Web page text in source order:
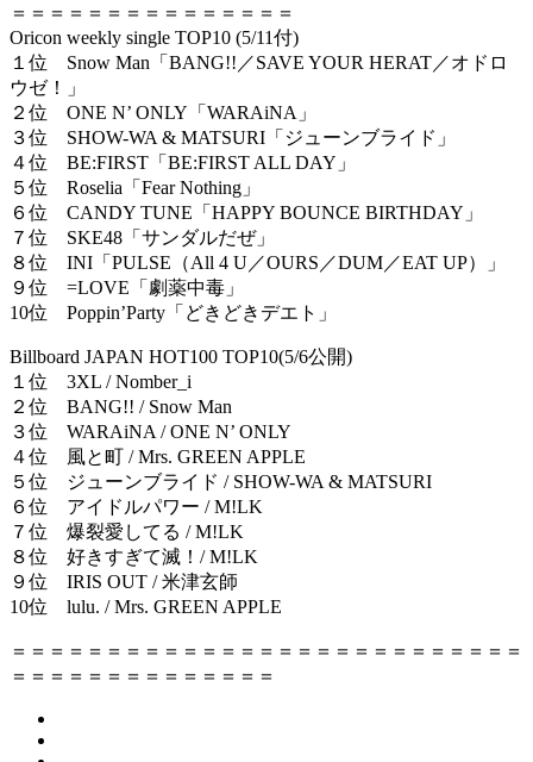
＝＝＝＝＝＝＝＝＝＝＝＝＝＝＝
Oricon weekly single TOP10 (5/11付)
１位 Snow Man「BANG!!／SAVE YOUR HERAT／オドロ
ウゼ！」
２位 ONE N’ ONLY「WARAiNA」
３位 SHOW-WA & MATSURI「ジューンブライド」
４位 BE:FIRST「BE:FIRST ALL DAY」
５位 Roselia「Fear Nothing」
６位 CANDY TUNE「HAPPY BOUNCE BIRTHDAY」
７位 SKE48「サンダルだぜ」
８位 INI「PULSE（All 4 U／OURS／DUM／EAT UP）」
９位 =LOVE「劇薬中毒」
10位 Poppin’Party「どきどきデエト」
Billboard JAPAN HOT100 TOP10(5/6公開)
１位 3XL / Nomber_i
２位 BANG!! / Snow Man
３位 WARAiNA / ONE N’ ONLY
４位 風と町 / Mrs. GREEN APPLE
５位 ジューンブライド / SHOW-WA & MATSURI
６位 アイドルパワー / M!LK
７位 爆裂愛してる / M!LK
８位 好きすぎて滅！/ M!LK
９位 IRIS OUT / 米津玄師
10位 lulu. / Mrs. GREEN APPLE
＝＝＝＝＝＝＝＝＝＝＝＝＝＝＝＝＝＝＝＝＝＝＝＝＝＝＝
＝＝＝＝＝＝＝＝＝＝＝＝＝＝